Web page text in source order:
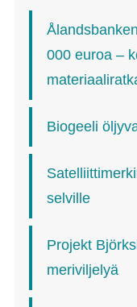
000 euroa –
Biogeeli
selville
Projekt
meriviljelyä